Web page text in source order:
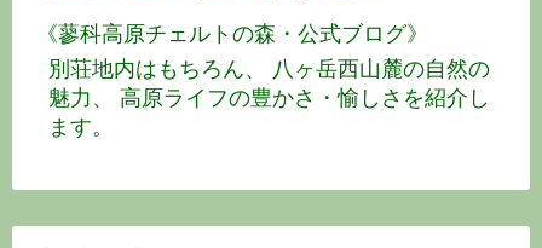
「チ
ェ
ル
《蓼科高原チェルトの森・公式ブログ》